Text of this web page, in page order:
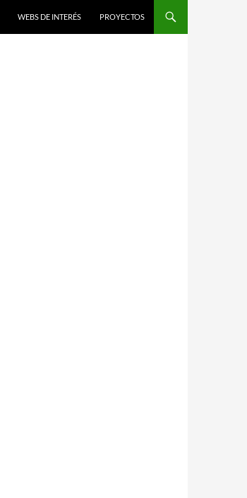
WEBS DE INTERÉS PROYECTOS